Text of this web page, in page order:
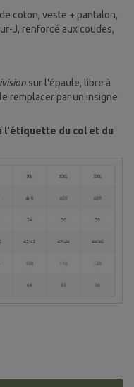
coton, veste + pantalon,
J, renforcé aux coudes,
sur l'épaule, libre à
remplacer par un insigne
l'étiquette du col et du